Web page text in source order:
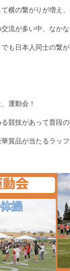
横の繋がりが増え
流が多い中、なか
も日本人同士の繋
運動会！
競技があって普段
賞品が当たるラッ